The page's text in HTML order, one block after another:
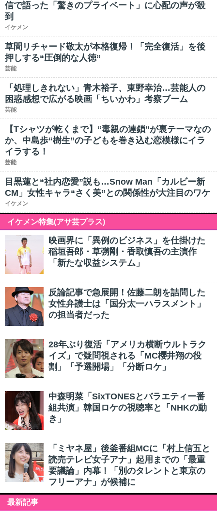
信で語った「驚きのプライベート」に心配の声が殺
到
イケメン
草間リチャード敬太が本格復帰！「完全復活」を後
押しする“圧倒的な人徳”
芸能
「処理しきれない」青木裕子、東野幸治…芸能人の
困惑感想で広がる映画「ちいかわ」考察ブーム
芸能
【Tシャツが乾くまで】“毒親の連鎖”が裏テーマなの
か、中島歩“樹生”の子どもを巻き込む恋模様にイラ
イラする！
芸能
目黒蓮と“社内恋愛”説も…Snow Man「カルビー新
CM」女性キャラ“さく美”との関係性が大注目のワケ
イケメン
イケメン特集(アサ芸プラス)
映画界に「異例のビジネス」を仕掛けた
稲垣吾郎・草彅剛・香取慎吾の主演作
「新たな収益システム」
反論記事で急展開！佐藤二朗を詰問した
女性弁護士は「国分太一ハラスメント」
の担当者だった
28年ぶり復活「アメリカ横断ウルトラク
イズ」で疑問視される「MC櫻井翔の役
割」「予選開場」「分断ロケ」
中森明菜「SixTONESとバラエティー番
組共演」韓国ロケの視聴率と「NHKの動
き」
「ミヤネ屋」後釜番組MCに「村上信五と
読売テレビ女子アナ」起用までの「最重
要議論」内幕！「別のタレントと東京の
フリーアナ」が候補に
最新記事